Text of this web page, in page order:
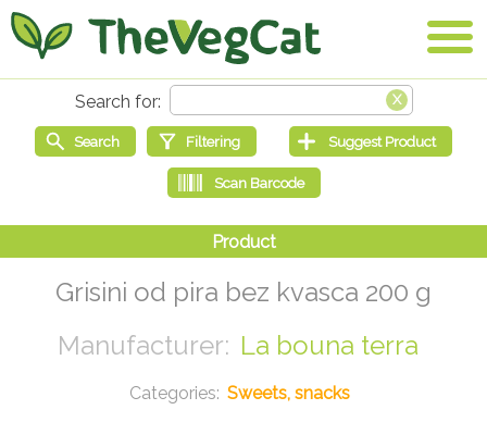
Grisini od pira bez kvasca 200 g
La bouna terra
Sweets, snacks